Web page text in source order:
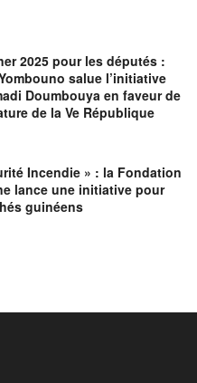
2025 pour les députés :
salue l’initiative
Doumbouya en faveur de
de la Ve République
Incendie » : la Fondation
lance une initiative pour
guinéens